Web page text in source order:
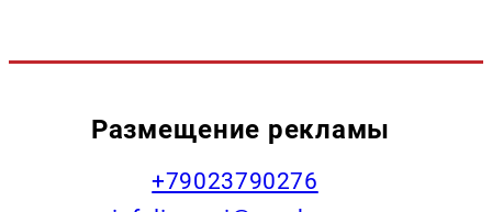
Размещение рекламы
+79023790276